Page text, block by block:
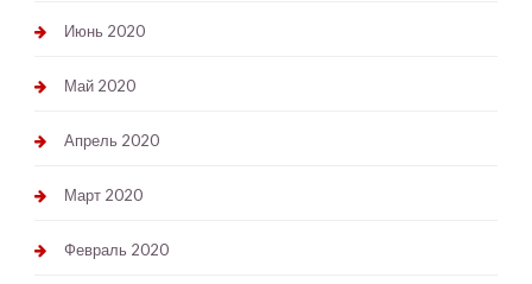
Июнь 2020
Май 2020
Апрель 2020
Март 2020
Февраль 2020